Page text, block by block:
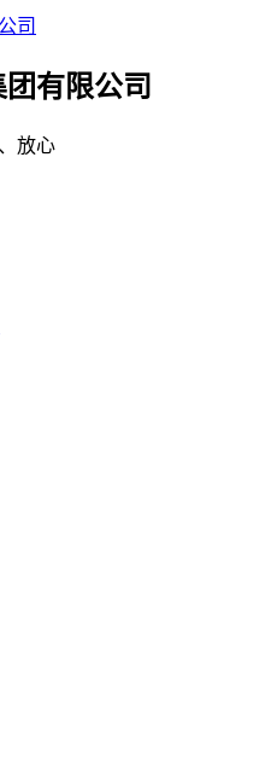
有限公司
放心